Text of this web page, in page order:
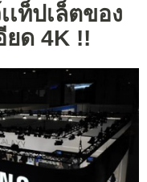
เท็ปเล็ตของ
ยด 4K !!